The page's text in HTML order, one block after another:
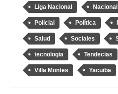
Liga Nacional Nacional
Policial Política
Salud Sociales
tecnologia Tendecias
Villa Montes Yacuiba